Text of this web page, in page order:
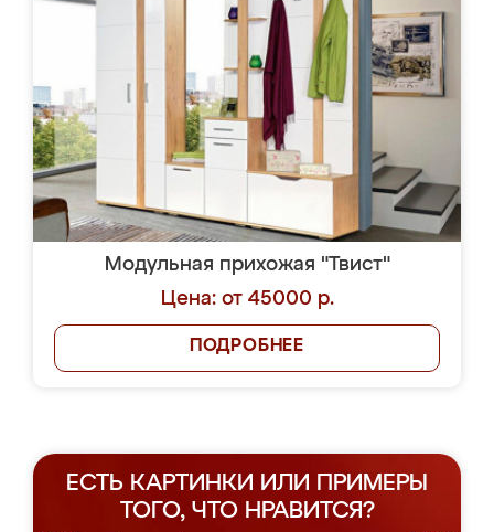
Модульная прихожая "Твист"
Цена: от 45000 р.
ПОДРОБНЕЕ
ЕСТЬ КАРТИНКИ ИЛИ ПРИМЕРЫ
ТОГО, ЧТО НРАВИТСЯ?